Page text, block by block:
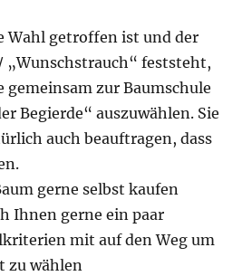
Wahl getroffen ist und der
„Wunschstrauch“ feststeht,
zur Baumschule
Begierde“ auszuwählen. Sie
auch beauftragen, dass
gerne selbst kaufen
Ihnen gerne ein paar
mit auf den Weg um
zu wählen